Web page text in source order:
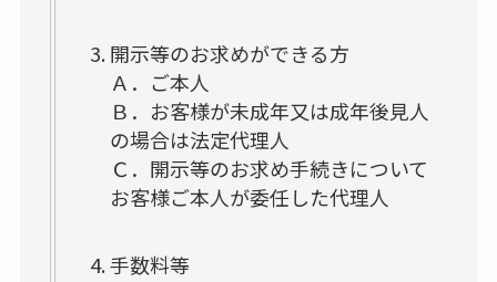
開示等のお求めができる方
Ａ．ご本人
Ｂ．お客様が未成年又は成年後見人
の場合は法定代理人
Ｃ．開示等のお求め手続きについて
お客様ご本人が委任した代理人
手数料等